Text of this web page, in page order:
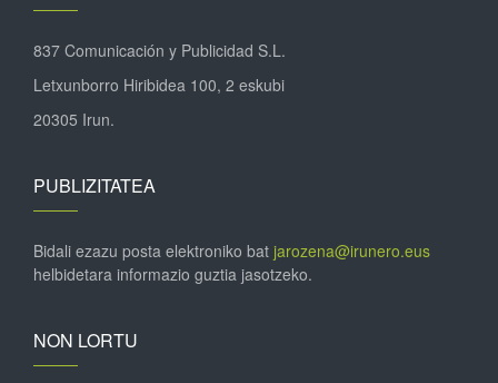
837 Comunicación y Publicidad S.L.
Letxunborro Hiribidea 100, 2 eskubi
20305 Irun.
PUBLIZITATEA
Bidali ezazu posta elektroniko bat jarozena@irunero.eus
helbidetara informazio guztia jasotzeko.
NON LORTU